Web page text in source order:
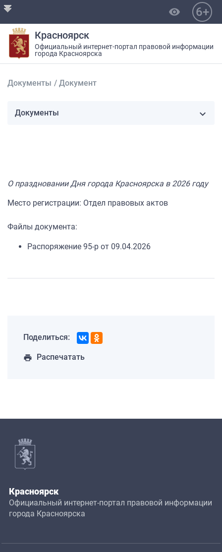
visibility 6+
Красноярск
Официальный интернет-портал правовой информации
города Красноярска
Документы / Документ
О праздновании Дня города Красноярска в 2026 году
Место регистрации: Отдел правовых актов
Файлы документа:
Распоряжение 95-р от 09.04.2026
Документы
Поделиться:
print Распечатать
Красноярск
Официальный интернет-портал правовой информации
города Красноярска